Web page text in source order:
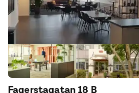
Fagerstagatan 18 B